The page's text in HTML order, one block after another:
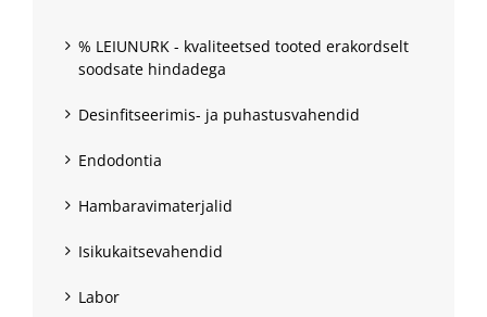
% LEIUNURK - kvaliteetsed tooted erakordselt
soodsate hindadega
Desinfitseerimis- ja puhastusvahendid
Endodontia
Hambaravimaterjalid
Isikukaitsevahendid
Labor